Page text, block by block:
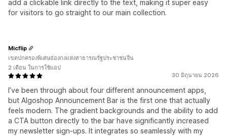
add a clickable link directly to the text, making it super easy
for visitors to go straight to our main collection.
30 มิถุนายน 2026
I’ve been through about four different announcement apps,
but Algoshop Announcement Bar is the first one that actually
feels modern. The gradient backgrounds and the ability to add
a CTA button directly to the bar have significantly increased
my newsletter sign-ups. It integrates so seamlessly with my
Micflip
เขตปกครองพิเศษฮ่องกงแห่งสาธารณรัฐประชาชนจีน
2 เดือน ในการใช้แอป